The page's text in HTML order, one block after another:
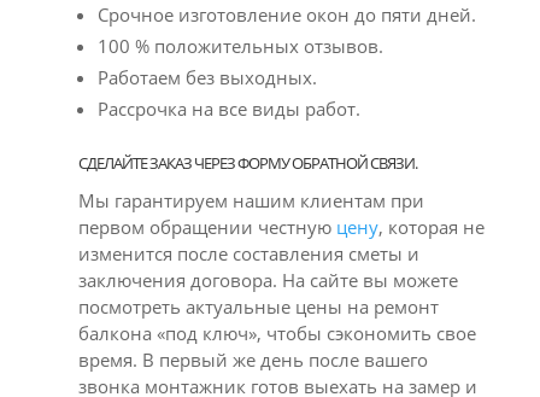
Срочное изготовление окон до пяти дней.
100 % положительных отзывов.
Работаем без выходных.
Рассрочка на все виды работ.
СДЕЛАЙТЕ ЗАКАЗ ЧЕРЕЗ ФОРМУ ОБРАТНОЙ СВЯЗИ.
Мы гарантируем нашим клиентам при
первом обращении честную цену, которая не
изменится после составления сметы и
заключения договора. На сайте вы можете
посмотреть актуальные цены на ремонт
балкона «под ключ», чтобы сэкономить свое
время. В первый же день после вашего
звонка монтажник готов выехать на замер и